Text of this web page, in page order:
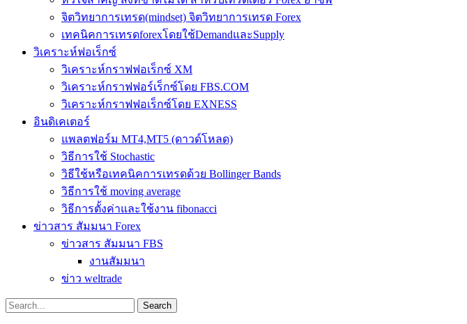
จิตวิทยาการเทรด(mindset) จิตวิทยาการเทรด Forex
เทคนิคการเทรดforexโดยใช้DemandและSupply
วิเคราะห์ฟอเร็กซ์
วิเคราะห์กราฟฟอเร็กซ์ XM
วิเคราะห์กราฟฟอร์เร็กซ์โดย FBS.COM
วิเคราะห์กราฟฟอเร็กซ์โดย EXNESS
อินดิเคเตอร์
แพลตฟอร์ม MT4,MT5 (ดาวด์โหลด)
วิธีการใช้ Stochastic
วิธีใช้หรือเทคนิคการเทรดด้วย Bollinger Bands
วิธีการใช้ moving average
วิธีการตั้งค่าและใช้งาน fibonacci
ข่าวสาร สัมมนา Forex
ข่าวสาร สัมมนา FBS
งานสัมมนา
ข่าว weltrade